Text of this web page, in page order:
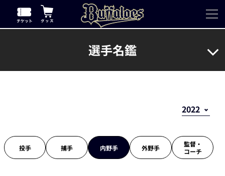
選手名鑑
投手 捕手 内野手 外野手
監督・
コーチ